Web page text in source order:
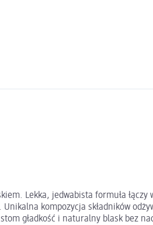
Lekka, jedwabista formuła łączy
kompozycja składników
gładkość i naturalny blask bez